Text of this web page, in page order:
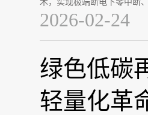
术，实现极端断电下零中断
2026-02-24
绿色低碳
轻量化革